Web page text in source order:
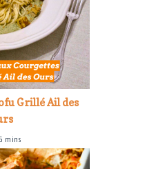
Grillé Ail des
mins